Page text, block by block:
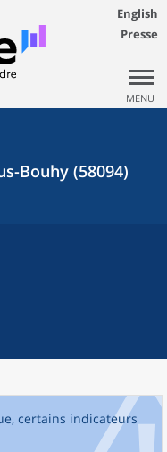
English
Presse
MENU
Bouhy (58094)
certains indicateurs